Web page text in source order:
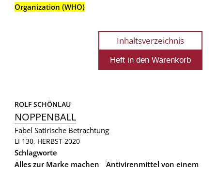
Organization (WHO)
Inhaltsverzeichnis
ROLF SCHÖNLAU
NOPPENBALL
Fabel Satirische Betrachtung
LI 130, HERBST 2020
Schlagworte
Alles zur Marke machen
Antivirenmittel von einem